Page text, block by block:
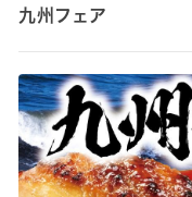
九州フェア